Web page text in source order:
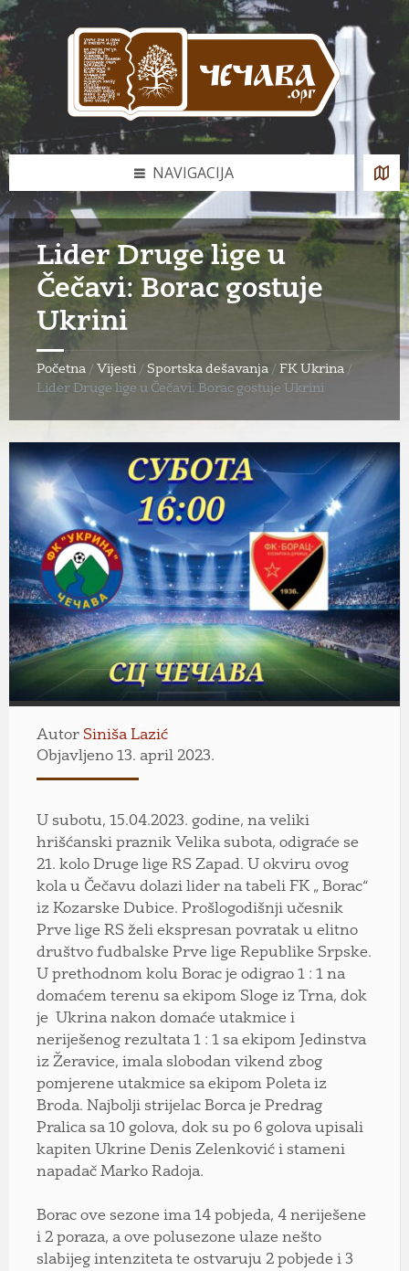
Skip
to
content
Skip
to
left
sidebar
Skip
to
footer
NAVIGACIJA
Lider Druge lige u
Čečavi: Borac gostuje
Ukrini
Početna / Vijesti / Sportska dešavanja / FK Ukrina /
Lider Druge lige u Čečavi: Borac gostuje Ukrini
Autor Siniša Lazić
Objavljeno 13. april 2023.
U subotu, 15.04.2023. godine, na veliki
hrišćanski praznik Velika subota, odigraće se
21. kolo Druge lige RS Zapad. U okviru ovog
kola u Čečavu dolazi lider na tabeli FK „ Borac“
iz Kozarske Dubice. Prošlogodišnji učesnik
Prve lige RS želi ekspresan povratak u elitno
društvo fudbalske Prve lige Republike Srpske.
U prethodnom kolu Borac je odigrao 1 : 1 na
domaćem terenu sa ekipom Sloge iz Trna, dok
je Ukrina nakon domaće utakmice i
neriješenog rezultata 1 : 1 sa ekipom Jedinstva
iz Žeravice, imala slobodan vikend zbog
pomjerene utakmice sa ekipom Poleta iz
Broda. Najbolji strijelac Borca je Predrag
Pralica sa 10 golova, dok su po 6 golova upisali
kapiten Ukrine Denis Zelenković i stameni
napadač Marko Radoja.
Borac ove sezone ima 14 pobjeda, 4 neriješene
i 2 poraza, a ove polusezone ulaze nešto
slabijeg intenziteta te ostvaruju 2 pobjede i 3